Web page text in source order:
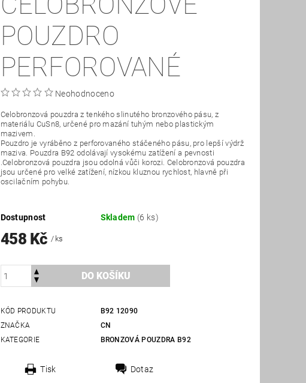
POUZDRO
PERFOROVANÉ
Neohodnoceno
Celobronzová pouzdra z tenkého slinutého bronzového pásu, z
materiálu CuSn8, určené pro mazání tuhým nebo plastickým
mazivem.
Pouzdro je vyráběno z perforovaného stáčeného pásu, pro lepší výdrž
maziva. Pouzdra B92 odolávají vysokému zatížení a pevnosti
.Celobronzová pouzdra jsou odolná vůči korozi. Celobronzová pouzdra
jsou určené pro velké zatížení, nízkou kluznou rychlost, hlavně při
oscilačním pohybu.
Dostupnost Skladem (6 ks)
458 Kč/ ks
KÓD PRODUKTU
B92 12090
ZNAČKA
CN
KATEGORIE
BRONZOVÁ POUZDRA B92
Tisk Dotaz